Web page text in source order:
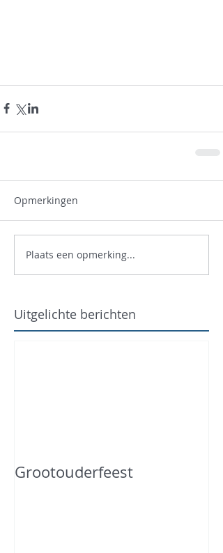
Opmerkingen
Plaats een opmerking...
Uitgelichte berichten
Grootouderfeest